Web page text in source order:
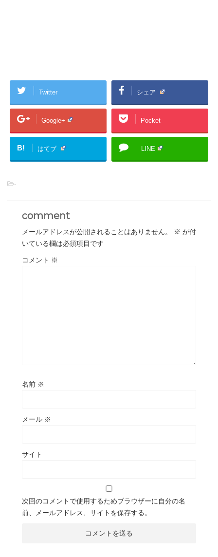
Twitter シェア
Google+ Pocket
B! はてブ LINE
-
comment
メールアドレスが公開されることはありません。 ※ が付
いている欄は必須項目です
コメント ※
名前 ※
メール ※
サイト
次回のコメントで使用するためブラウザーに自分の名
前、メールアドレス、サイトを保存する。